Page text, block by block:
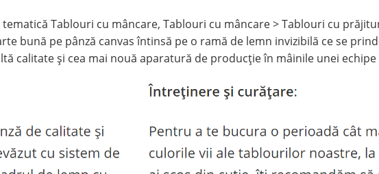
tematică Tablouri cu mâncare, Tablouri cu mâncare > Tablouri cu
bună pe pânză canvas întinsă pe o ramă de lemn invizibilă ce se
calitate și cea mai nouă aparatură de producție în mâinile unei